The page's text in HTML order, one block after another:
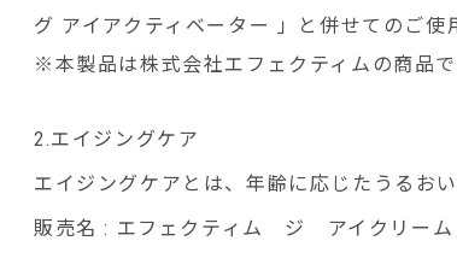
グ アイアクティベーター 」と併せてのご使
※本製品は株式会社エフェクティムの商品で
2.エイジングケア
エイジングケアとは、年齢に応じたうるお
販売名 : エフェクティム ジ アイクリーム